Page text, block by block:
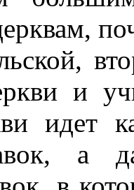
и
идет
а